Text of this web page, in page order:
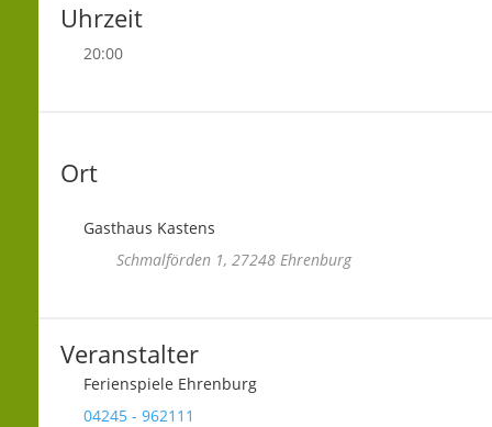
Uhrzeit
20:00
Ort
Gasthaus Kastens
Schmalförden 1, 27248 Ehrenburg
Veranstalter
Ferienspiele Ehrenburg
04245 - 962111